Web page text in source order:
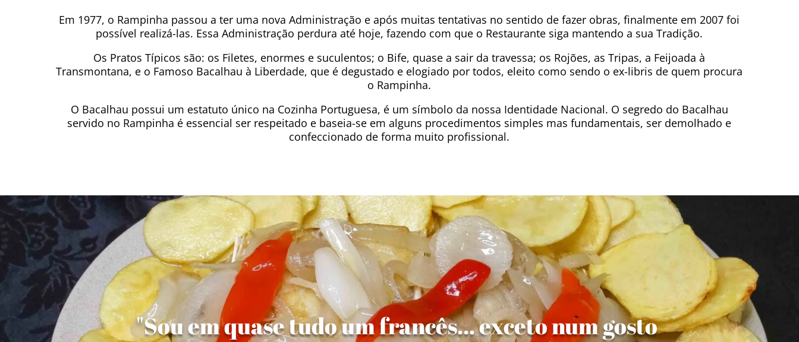
Em 1977, o Rampinha passou a ter uma nova Administração e após muitas tentativas no sentido de fazer obras, finalmente em 2007 foi
possível realizá-las. Essa Administração perdura até hoje, fazendo com que o Restaurante siga mantendo a sua Tradição.
Os Pratos Típicos são: os Filetes, enormes e suculentos; o Bife, quase a sair da travessa; os Rojões, as Tripas, a Feijoada à
Transmontana, e o Famoso Bacalhau à Liberdade, que é degustado e elogiado por todos, eleito como sendo o ex-libris de quem procura
o Rampinha.
O Bacalhau possui um estatuto único na Cozinha Portuguesa, é um símbolo da nossa Identidade Nacional. O segredo do Bacalhau
servido no Rampinha é essencial ser respeitado e baseia-se em alguns procedimentos simples mas fundamentais, ser demolhado e
confeccionado de forma muito profissional.
"Sou em quase tudo um francês... exceto num gosto